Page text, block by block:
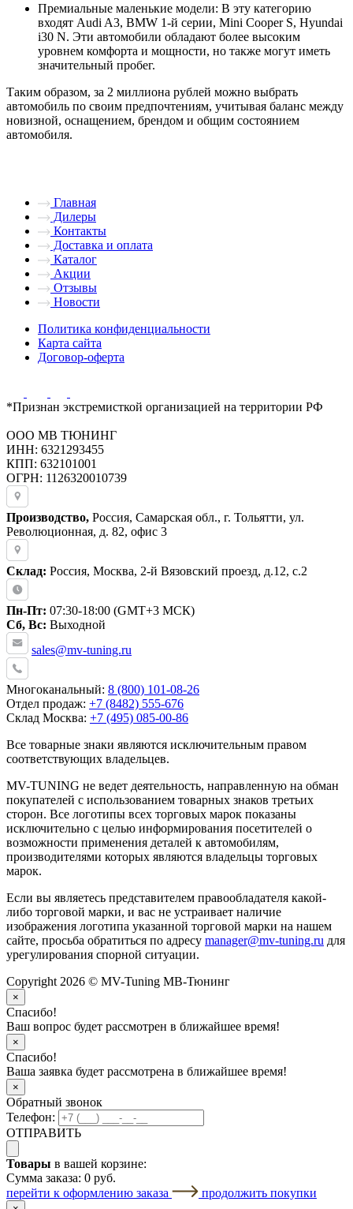
Премиальные маленькие модели: В эту категорию
входят Audi A3, BMW 1-й серии, Mini Cooper S, Hyundai
i30 N. Эти автомобили обладают более высоким
уровнем комфорта и мощности, но также могут иметь
значительный пробег.
Таким образом, за 2 миллиона рублей можно выбрать
автомобиль по своим предпочтениям, учитывая баланс между
новизной, оснащением, брендом и общим состоянием
автомобиля.
Главная
Дилеры
Контакты
Доставка и оплата
Каталог
Акции
Отзывы
Новости
Политика конфиденциальности
Карта сайта
Договор-оферта
*Признан экстремисткой организацией на территории РФ
ООО МВ ТЮНИНГ
ИНН: 6321293455
КПП: 632101001
ОГРН: 1126320010739
Производство, Россия, Самарская обл., г. Тольятти, ул.
Революционная, д. 82, офис 3
Склад: Россия, Москва, 2-й Вязовский проезд, д.12, с.2
Пн-Пт: 07:30-18:00 (GMT+3 МСК)
Сб, Вс: Выходной
sales@mv-tuning.ru
Многоканальный: 8 (800) 101-08-26
Отдел продаж: +7 (8482) 555-676
Склад Москва: +7 (495) 085-00-86
Все товарные знаки являются исключительным правом
соответствующих владельцев.
MV-TUNING не ведет деятельность, направленную на обман
покупателей с использованием товарных знаков третьих
сторон. Все логотипы всех торговых марок показаны
исключительно с целью информирования посетителей о
возможности применения деталей к автомобилям,
производителями которых являются владельцы торговых
марок.
Если вы являетесь представителем правообладателя какой-
либо торговой марки, и вас не устраивает наличие
изображения логотипа указанной торговой марки на нашем
сайте, просьба обратиться по адресу manager@mv-tuning.ru для
урегулирования спорной ситуации.
Copyright 2026 © MV-Tuning МВ-Тюнинг
×
Спасибо!
Ваш вопрос будет рассмотрен в ближайшее время!
×
Спасибо!
Ваша заявка будет рассмотрена в ближайшее время!
×
Обратный звонок
Телефон:
ОТПРАВИТЬ
Товары в вашей корзине:
Сумма заказа: 0 руб.
перейти к оформлению заказа
продолжить покупки